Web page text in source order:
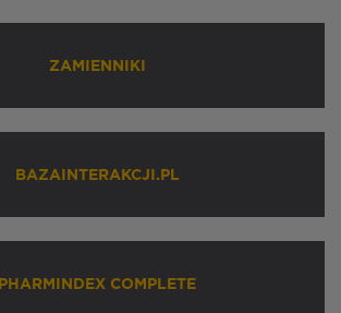
ZAMIENNIKI
BAZAINTERAKCJI.PL
PHARMINDEX COMPLETE